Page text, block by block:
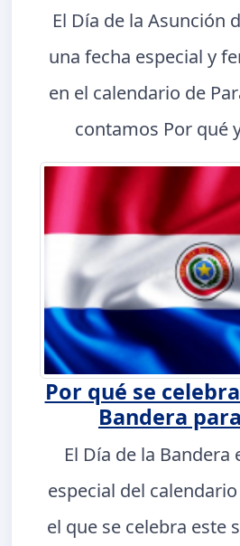
El Día de la Asunción
una fecha especial y
en el calendario de
contamos Por qué
Por qué se
Bandera
El Día de la Bandera
especial del
el que se celebra este